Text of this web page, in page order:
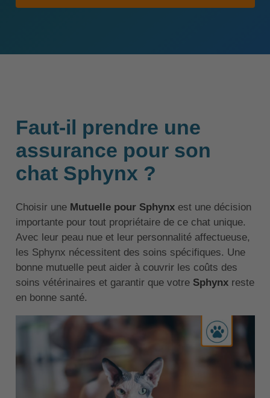
Faut-il prendre une
assurance pour son
chat Sphynx ?
Choisir une Mutuelle pour Sphynx est une décision
importante pour tout propriétaire de ce chat unique.
Avec leur peau nue et leur personnalité affectueuse,
les Sphynx nécessitent des soins spécifiques. Une
bonne mutuelle peut aider à couvrir les coûts des
soins vétérinaires et garantir que votre Sphynx reste
en bonne santé.